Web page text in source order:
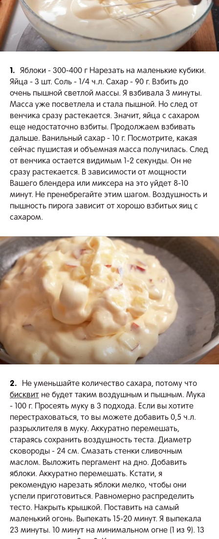
1.
Яблоки - 300-400 г Нарезать на маленькие кубики.
Яйца - 3 шт. Соль - 1/4 ч.л. Сахар - 90 г. Взбить до
очень пышной светлой массы. Я взбивала 3 минуты.
Масса уже посветлела и стала пышной. Но след от
венчика сразу растекается. Значит, яйца с сахаром
еще недостаточно взбиты. Продолжаем взбивать
дальше. Ванильный сахар - 10 г. Посмотрите, какая
сейчас пушистая и объемная масса получилась. След
от венчика остается видимым 1-2 секунды. Он не
сразу растекается. В зависимости от мощности
Вашего блендера или миксера на это уйдет 8-10
минут. Не пренебрегайте этим шагом. Воздушность и
пышность пирога зависит от хорошо взбитых яиц с
сахаром.
2.
Не уменьшайте количество сахара, потому что
бисквит не будет таким воздушным и пышным. Мука
- 100 г. Просеять муку в 3 подхода. Если вы хотите
перестраховаться, то вы можете добавить 0,5 ч.л.
разрыхлителя в муку. Аккуратно перемешать,
стараясь сохранить воздушность теста. Диаметр
сковороды - 24 см. Смазать стенки сливочным
маслом. Выложить пергамент на дно. Добавить
яблоки. Аккуратно перемешать. Кстати, я
рекомендую нарезать яблоки мелко, чтобы они
успели приготовиться. Равномерно распределить
тесто. Накрыть крышкой. Поставить на самый
маленький огонь. Выпекать 15-20 минут. Я выпекала
23 минуты. 10 минут на минимальном огне (1 из 9). 13